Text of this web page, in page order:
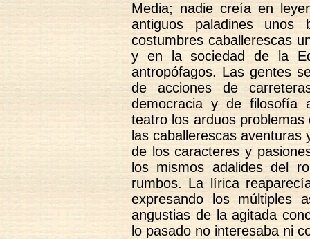
Media; nadie creía en
antiguos paladines
costumbres caballerescas
y en la sociedad de la
antropófagos. Las gentes
de acciones de
democracia y de filosofía
teatro los arduos
las caballerescas
de los caracteres y
los mismos adalides del
rumbos. La lírica
expresando los múltiples
angustias de la agitada
lo pasado no interesaba ni